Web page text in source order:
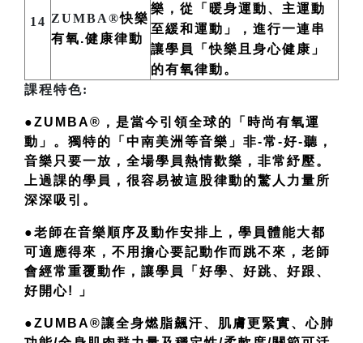
14 ZUMBA®快樂
有氧.健康律動
樂，從「暖身運動、主運動
至緩和運動」，進行一連串
讓學員「快樂且身心健康」
的有氧律動。
課程特色:
●ZUMBA®，是當今引領全球的「時尚有氧運
動」。獨特的「中南美洲等音樂」非-常-好-聽，
音樂只要一放，全場學員熱情歡樂，非常紓壓。
上過課的學員，很容易被這股律動的驚人力量所
深深吸引。
●老師在音樂順序及動作安排上，學員體能大都
可適應得來，不用擔心要記動作而跳不來，老師
會經常重覆動作，讓學員「好學、好跳、好跟、
好開心! 」
●ZUMBA®讓全身燃脂飆汗、肌膚更緊實、心肺